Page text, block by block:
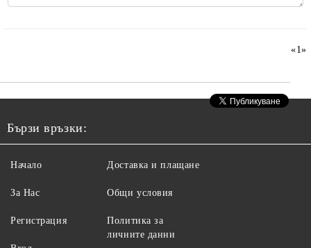
«1»
Бързи връзки:
Начало
За Нас
Регистрация
Доставка и плащане
Общи условия
Политика за
личните данни